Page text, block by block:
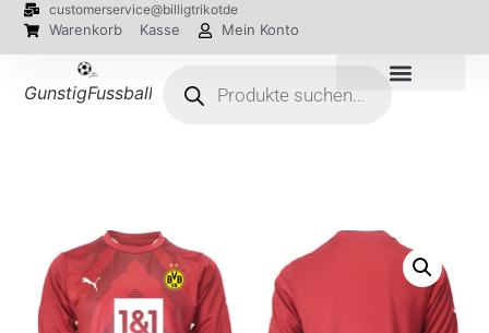
customerservice@billigtrikotde
Warenkorb Kasse Mein Konto
GunstigFussballTrikot